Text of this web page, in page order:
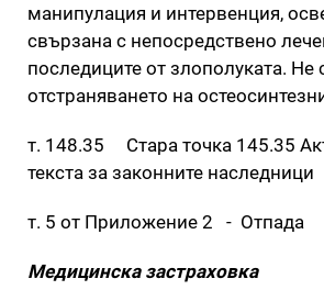
манипулация и интервенция,
свързана с непосредствено
последиците от злополуката. Не
отстраняването на
т. 148.35 Стара точка 145.35
текста за законните наследници
т. 5 от Приложение 2 - Отпада
Медицинска застраховка